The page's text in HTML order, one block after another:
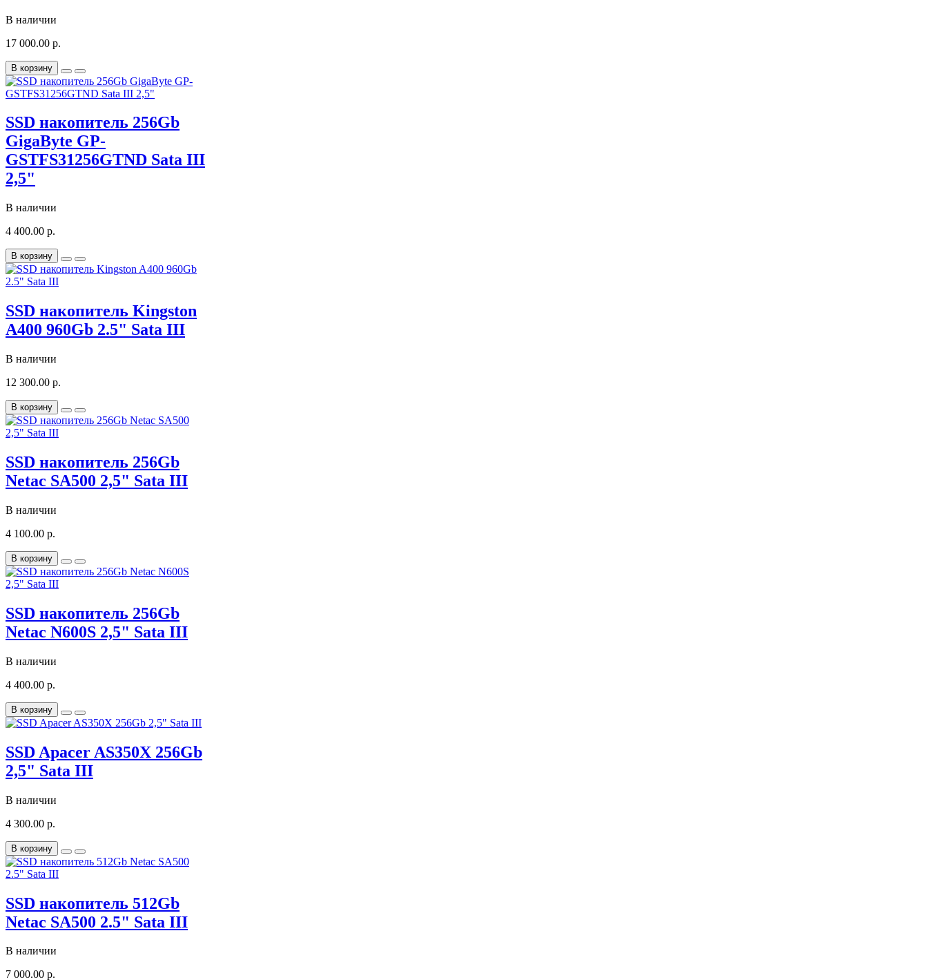
В наличии
17 000.00 р.
В корзину
SSD накопитель 256Gb
GigaByte GP-
GSTFS31256GTND Sata III
2,5"
В наличии
4 400.00 р.
В корзину
SSD накопитель Kingston
A400 960Gb 2.5" Sata III
В наличии
12 300.00 р.
В корзину
SSD накопитель 256Gb
Netac SA500 2,5" Sata III
В наличии
4 100.00 р.
В корзину
SSD накопитель 256Gb
Netac N600S 2,5" Sata III
В наличии
4 400.00 р.
В корзину
SSD Apacer AS350X 256Gb
2,5" Sata III
В наличии
4 300.00 р.
В корзину
SSD накопитель 512Gb
Netac SA500 2.5" Sata III
В наличии
7 000.00 р.